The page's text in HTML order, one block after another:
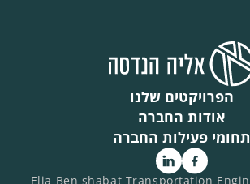
תחומי פעילות החברה
אודות החברה
הפרויקטים שלנו